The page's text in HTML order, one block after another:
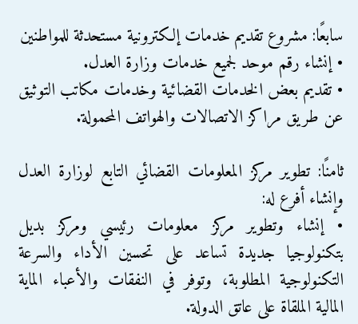
سابعًا: مشروع تقديم خدمات إلكترونية مستحدثة للمواطنين
• إنشاء رقم موحد لجميع خدمات وزارة العدل.
• تقديم بعض الخدمات القضائية وخدمات مكاتب التوثيق
عن طريق مراكز الاتصالات والهواتف المحمولة.
ثامنًا: تطوير مركز المعلومات القضائي التابع لوزارة العدل
وإنشاء أفرع له:
• إنشاء وتطوير مركز معلومات رئيسي ومركز بديل
بتكنولوجيا جديدة تساعد على تحسين الأداء والسرعة
التكنولوجية المطلوبة، وتوفر في النفقات والأعباء الماية
المالية الملقاة على عاتق الدولة.